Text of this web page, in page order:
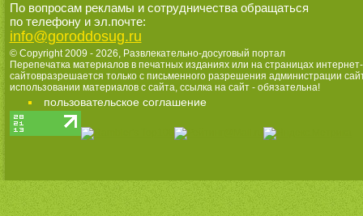
По вопросам рекламы и сотрудничества обращаться
по телефону и эл.почте:
info@goroddosug.ru
© Copyright 2009 - 2026, Развлекательно-досуговый портал
Перепечатка материалов в печатных изданиях или на страницах интернет-
сайтовразрешается только с письменного разрешения администрации
использовании материалов с сайта, ссылка на сайт - обязательна!
пользовательское соглашение